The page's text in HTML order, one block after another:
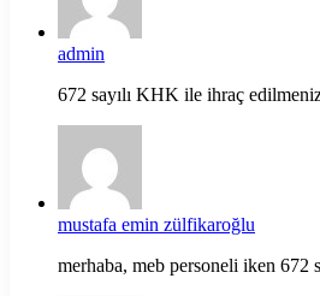
admin
672 sayılı KHK ile ihraç
mustafa emin zülfikaroğlu
merhaba, meb personeli iken 672